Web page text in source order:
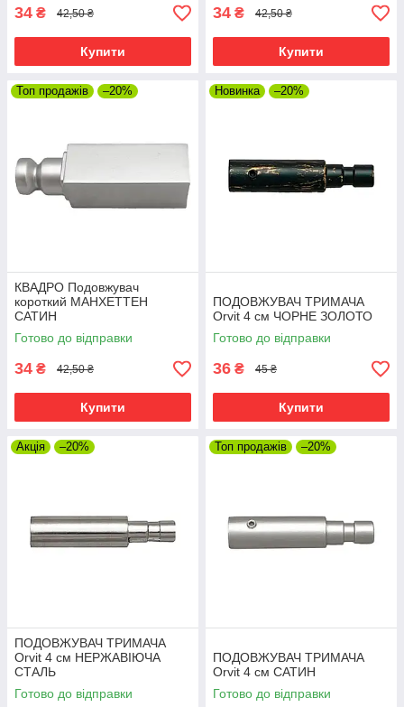
34 ₴ 42,50 ₴
Купити
34 ₴ 42,50 ₴
Купити
Топ продажів –20%
КВАДРО Подовжувач
короткий МАНХЕТТЕН
САТИН
Готово до відправки
34 ₴ 42,50 ₴
Купити
Новинка –20%
ПОДОВЖУВАЧ ТРИМАЧА
Orvit 4 см ЧОРНЕ ЗОЛОТО
Готово до відправки
36 ₴ 45 ₴
Купити
Акція –20%
ПОДОВЖУВАЧ ТРИМАЧА
Orvit 4 см НЕРЖАВІЮЧА
СТАЛЬ
Готово до відправки
Топ продажів –20%
ПОДОВЖУВАЧ ТРИМАЧА
Orvit 4 см САТИН
Готово до відправки